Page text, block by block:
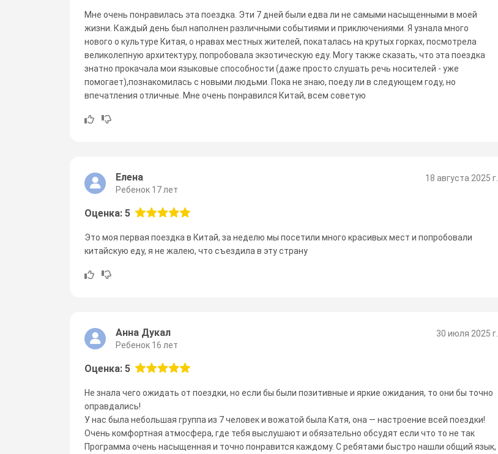
Мне очень понравилась эта поездка. Эти 7 дней были едва ли не самыми насыщенными в моей
жизни. Каждый день был наполнен различными событиями и приключениями. Я узнала много
нового о культуре Китая, о нравах местных жителей, покаталась на крутых горках, посмотрела
великолепную архитектуру, попробовала экзотическую еду. Могу также сказать, что эта поездка
знатно прокачала мои языковые способности (даже просто слушать речь носителей - уже
помогает),познакомилась с новыми людьми. Пока не знаю, поеду ли в следующем году, но
впечатления отличные. Мне очень понравился Китай, всем советую
18 августа 2025 г.
Елена
Ребенок 17 лет
Оценка: 5
Это моя первая поездка в Китай, за неделю мы посетили много красивых мест и попробовали
китайскую еду, я не жалею, что съездила в эту страну
30 июля 2025 г.
Анна Дукал
Ребенок 16 лет
Оценка: 5
Не знала чего ожидать от поездки, но если бы были позитивные и яркие ожидания, то они бы точно
оправдались!
У нас была небольшая группа из 7 человек и вожатой была Катя, она — настроение всей поездки!
Очень комфортная атмосфера, где тебя выслушают и обязательно обсудят если что то не так
Программа очень насыщенная и точно понравится каждому. С ребятами быстро нашли общий язык,